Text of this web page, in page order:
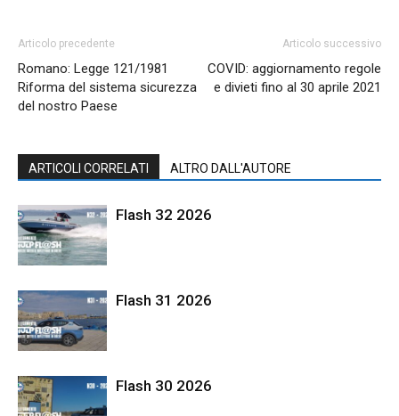
Articolo precedente
Romano: Legge 121/1981
Riforma del sistema sicurezza
del nostro Paese
Articolo successivo
COVID: aggiornamento regole
e divieti fino al 30 aprile 2021
ARTICOLI CORRELATI ALTRO DALL'AUTORE
Flash 32 2026
Flash 31 2026
Flash 30 2026